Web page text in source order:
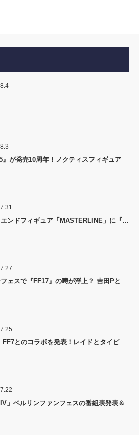
』が発売10周年！ノクティスフィギュア
ンドフィギュア「MASTERLINE」に『…
ェスで『FF17』の噂が浮上？ 吉田Pと
FF7とのコラボを発表！レイドとタイピ
」ベルリンファンフェスの番組表発表＆